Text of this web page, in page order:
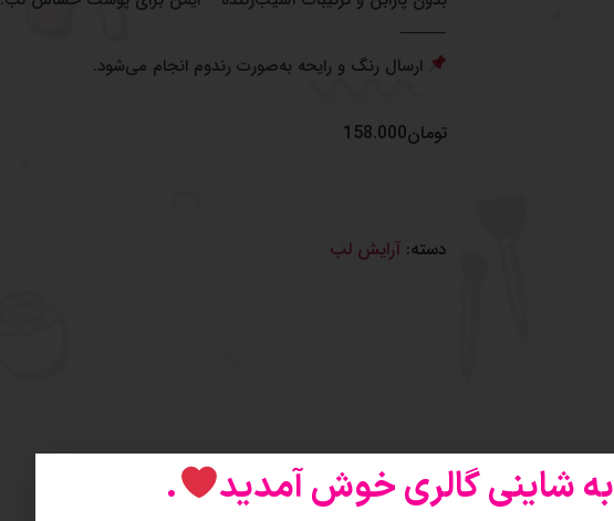
⸻
ارسال رنگ و رایحه به‌صورت رندوم انجام می‌شود.
تومان158.000
دسته: آرایش لب
به شاینی گالری خوش آمدید .